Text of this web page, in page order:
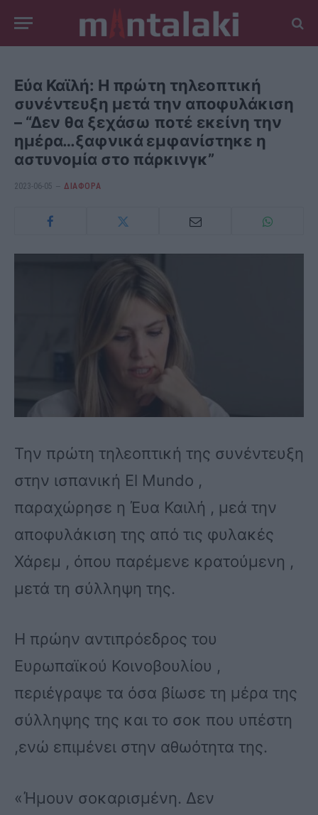
Εύα Καϊλή: Η πρώτη τηλεοπτική
συνέντευξη μετά την αποφυλάκιση
– “Δεν θα ξεχάσω ποτέ εκείνη την
ημέρα…ξαφνικά εμφανίστηκε η
αστυνομία στο πάρκινγκ”
2023-06-05 ΔΙΆΦΟΡΑ
Την πρώτη τηλεοπτική της συνέντευξη
στην ισπανική El Mundo ,
παραχώρησε η Έυα Καιλή , μεά την
αποφυλάκιση της από τις φυλακές
Χάρεμ , όπου παρέμενε κρατούμενη ,
μετά τη σύλληψη της.
Η πρώην αντιπρόεδρος του
Ευρωπαϊκού Κοινοβουλίου ,
περιέγραψε τα όσα βίωσε τη μέρα της
σύλληψης της και το σοκ που υπέστη
,ενώ επιμένει στην αθωότητα της.
«Ήμουν σοκαρισμένη. Δεν